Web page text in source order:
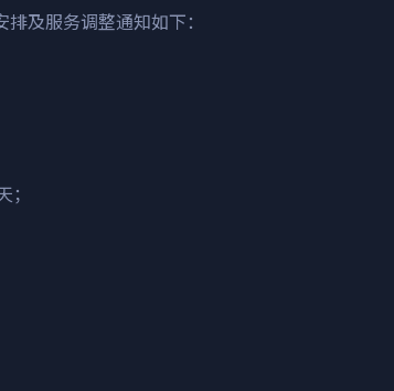
及服务调整通知如下：
；